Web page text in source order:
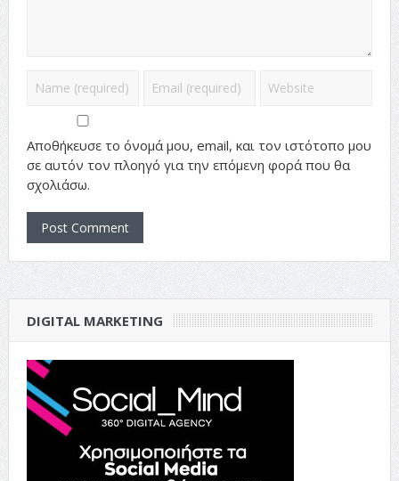
Αποθήκευσε το όνομά μου, email, και τον ιστότοπο μου
σε αυτόν τον πλοηγό για την επόμενη φορά που θα
σχολιάσω.
DIGITAL MARKETING